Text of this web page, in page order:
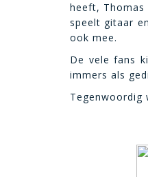
heeft, Thomas
speelt gitaar
ook mee.
De vele fans
immers als
Tegenwoordig